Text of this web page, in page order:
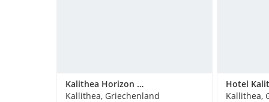
Kalithea Horizon Blu 5 Star Adults Only
Kallithea, Griechenland
Kallithea,